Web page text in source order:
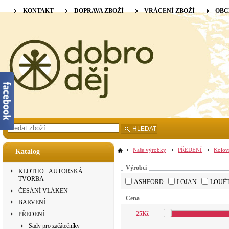
Katalog
KLOTHO - AUTORSKÁ
TVORBA
ČESÁNÍ VLÁKEN
BARVENÍ
PŘEDENÍ
Sady pro začátečníky
Naše výrobky PŘEDENÍ
Výrobci
ASHFORD
LOJAN
Cena
25Kč
KONTAKT DOPRAVA ZBOŽÍ VRÁCENÍ ZBOŽÍ
HLEDAT